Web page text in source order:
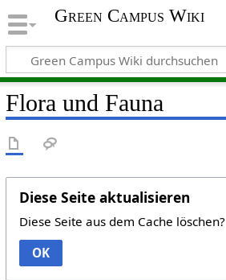
Green Campus Wiki
Flora und Fauna
Diese Seite aktualisieren
Diese Seite aus dem Cache löschen?
OK